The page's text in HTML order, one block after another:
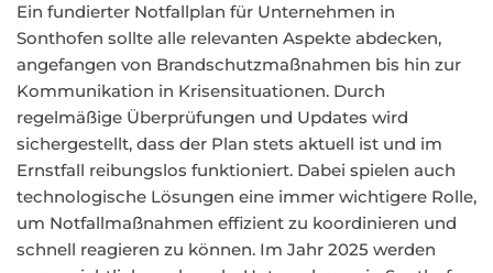
Ein fundierter Notfallplan für Unternehmen in
Sonthofen sollte alle relevanten Aspekte abdecken,
angefangen von Brandschutzmaßnahmen bis hin zur
Kommunikation in Krisensituationen. Durch
regelmäßige Überprüfungen und Updates wird
sichergestellt, dass der Plan stets aktuell ist und im
Ernstfall reibungslos funktioniert. Dabei spielen auch
technologische Lösungen eine immer wichtigere Rolle,
um Notfallmaßnahmen effizient zu koordinieren und
schnell reagieren zu können. Im Jahr 2025 werden